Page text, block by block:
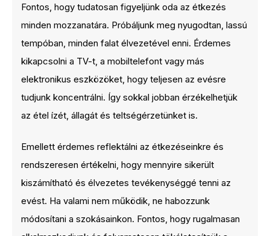
Fontos, hogy tudatosan figyeljünk oda az étkezés
minden mozzanatára. Próbáljunk meg nyugodtan, lassú
tempóban, minden falat élvezetével enni. Érdemes
kikapcsolni a TV-t, a mobiltelefont vagy más
elektronikus eszközöket, hogy teljesen az evésre
tudjunk koncentrálni. Így sokkal jobban érzékelhetjük
az étel ízét, állagát és teltségérzetünket is.
Emellett érdemes reflektálni az étkezéseinkre és
rendszeresen értékelni, hogy mennyire sikerült
kiszámítható és élvezetes tevékenységgé tenni az
evést. Ha valami nem működik, ne habozzunk
módosítani a szokásainkon. Fontos, hogy rugalmasan